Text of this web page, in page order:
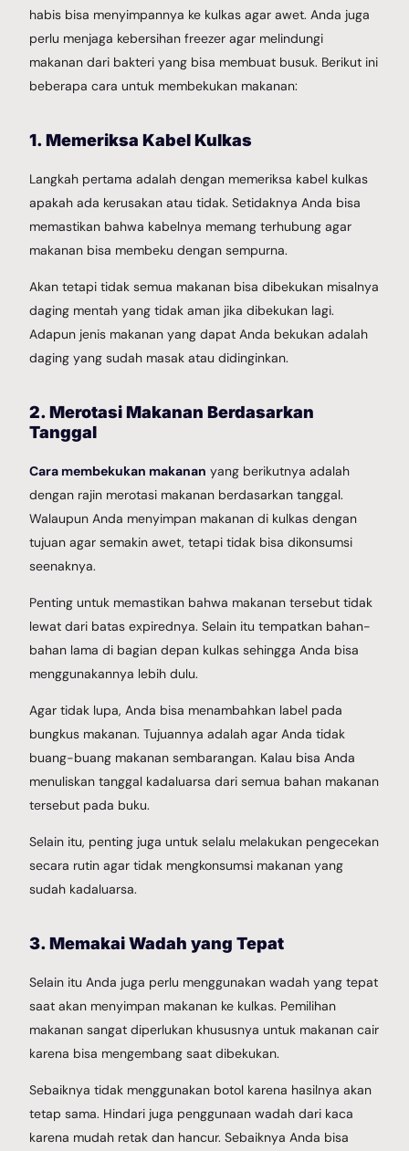
habis bisa menyimpannya ke kulkas agar awet. Anda juga
perlu menjaga kebersihan freezer agar melindungi
makanan dari bakteri yang bisa membuat busuk. Berikut ini
beberapa cara untuk membekukan makanan:
1. Memeriksa Kabel Kulkas
Langkah pertama adalah dengan memeriksa kabel kulkas
apakah ada kerusakan atau tidak. Setidaknya Anda bisa
memastikan bahwa kabelnya memang terhubung agar
makanan bisa membeku dengan sempurna.
Akan tetapi tidak semua makanan bisa dibekukan misalnya
daging mentah yang tidak aman jika dibekukan lagi.
Adapun jenis makanan yang dapat Anda bekukan adalah
daging yang sudah masak atau didinginkan.
2. Merotasi Makanan Berdasarkan
Tanggal
Cara membekukan makanan yang berikutnya adalah
dengan rajin merotasi makanan berdasarkan tanggal.
Walaupun Anda menyimpan makanan di kulkas dengan
tujuan agar semakin awet, tetapi tidak bisa dikonsumsi
seenaknya.
Penting untuk memastikan bahwa makanan tersebut tidak
lewat dari batas expirednya. Selain itu tempatkan bahan-
bahan lama di bagian depan kulkas sehingga Anda bisa
menggunakannya lebih dulu.
Agar tidak lupa, Anda bisa menambahkan label pada
bungkus makanan. Tujuannya adalah agar Anda tidak
buang-buang makanan sembarangan. Kalau bisa Anda
menuliskan tanggal kadaluarsa dari semua bahan makanan
tersebut pada buku.
Selain itu, penting juga untuk selalu melakukan pengecekan
secara rutin agar tidak mengkonsumsi makanan yang
sudah kadaluarsa.
3. Memakai Wadah yang Tepat
Selain itu Anda juga perlu menggunakan wadah yang tepat
saat akan menyimpan makanan ke kulkas. Pemilihan
makanan sangat diperlukan khususnya untuk makanan cair
karena bisa mengembang saat dibekukan.
Sebaiknya tidak menggunakan botol karena hasilnya akan
tetap sama. Hindari juga penggunaan wadah dari kaca
karena mudah retak dan hancur. Sebaiknya Anda bisa